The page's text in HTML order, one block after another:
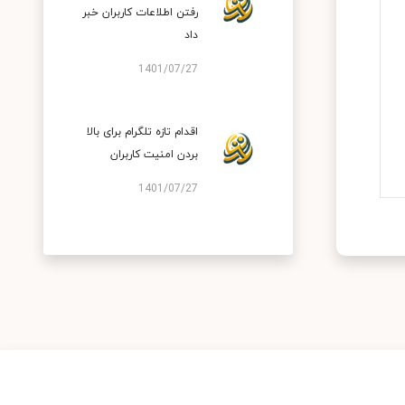
رفتن اطلاعات کاربران خبر
داد
1401/07/27
اقدام تازه تلگرام برای بالا
بردن امنیت کاربران
1401/07/27